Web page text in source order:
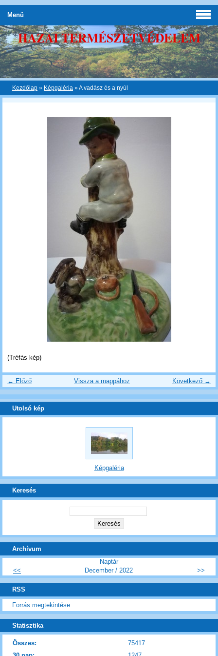
HAZAI TERMÉSZETVÉDELEM
Kezdőlap » Képgaléria »A vadász és a nyúl
(Tréfás kép)
← Előző Következő →
Vissza a mappához
Menü
Utolsó kép
Képgaléria
Keresés
Archívum
Naptár
<<
December / 2022 >>
RSS
Forrás megtekintése
Statisztika
Összes:
75417